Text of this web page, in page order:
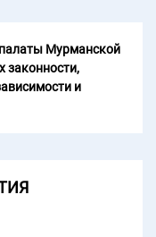
Мурманской
законности,
и